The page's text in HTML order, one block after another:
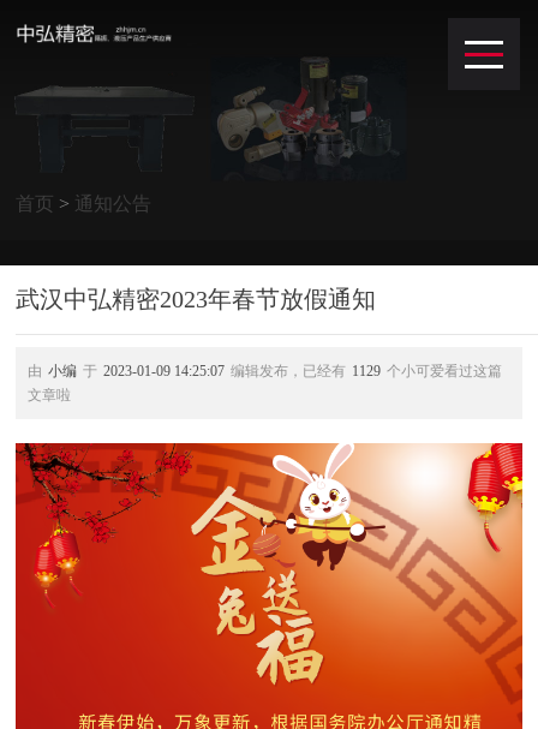
首页 > 通知公告
武汉中弘精密2023年春节放假通知
由 小编 于 2023-01-09 14:25:07 编辑发布，已经有 1129 个小可爱看过这篇
文章啦